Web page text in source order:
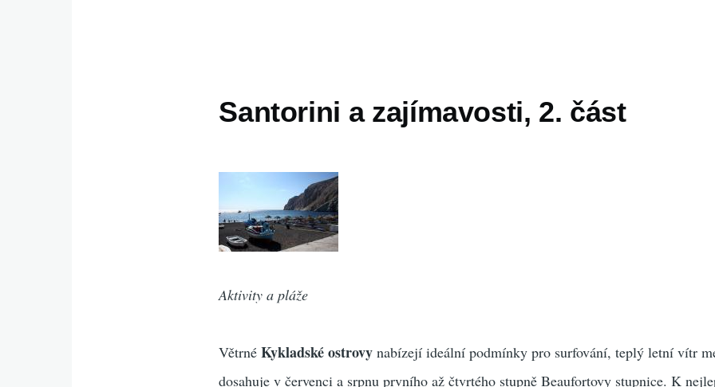
Santorini a zajímavosti, 2. část
Aktivity a pláže
VětrnéKykladské ostrovy nabízejí ideální podmínky pro surfování, teplý letní vítr
dosahuje v červenci a srpnu prvního až čtvrtého stupně Beaufortovy stupnice. K